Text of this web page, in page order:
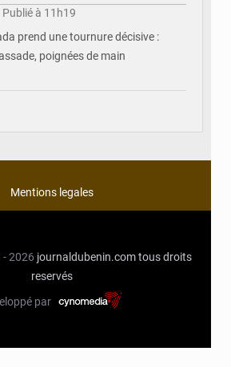
Publié à 11h19
prend une tournure décisive :
poignées de main
Mentions legales
2026 journaldubenin.com tous droits
reservés
par